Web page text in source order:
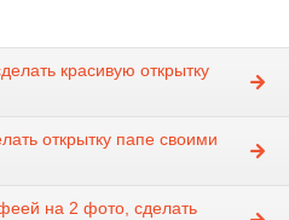
красивую открытку
открытку папе своими
на 2 фото, сделать